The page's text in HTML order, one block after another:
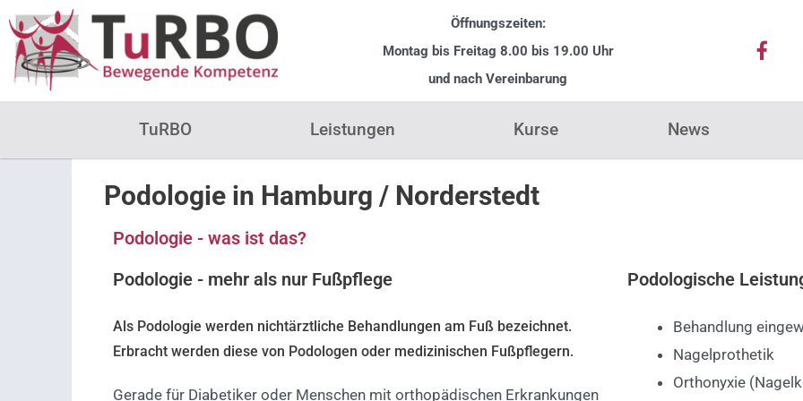
Zum
Inhalt
springen
Öffnungszeiten:
Montag bis Freitag 8.00 bis 19.00 Uhr
und nach Vereinbarung
F
a
e
TuRBO Leistungen Kurse News
Podologie in Hamburg / Norderstedt
Podologie - was ist das?
Podologie - mehr als nur Fußpflege
Als Podologie werden nichtärztliche Behandlungen am Fuß bezeichnet.
Erbracht werden diese von Podologen oder medizinischen Fußpflegern.
Gerade für Diabetiker oder Menschen mit orthopädischen Erkrankungen
Podologische
Behandlung
Nagelprothetik
Orthonyxie